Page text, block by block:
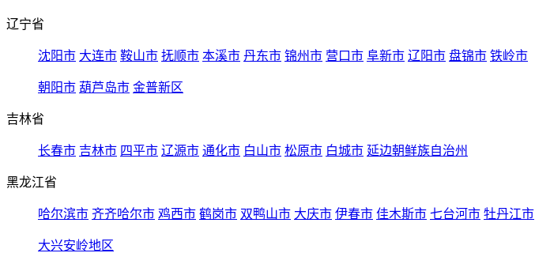
辽宁省
沈阳市 大连市 鞍山市 抚顺市 本溪市 丹东市 锦州市 营口市 阜新市 辽阳市 盘锦市 铁岭市
朝阳市 葫芦岛市 金普新区
吉林省
长春市 吉林市 四平市 辽源市 通化市 白山市 松原市 白城市 延边朝鲜族自治州
黑龙江省
哈尔滨市 齐齐哈尔市 鸡西市 鹤岗市 双鸭山市 大庆市 伊春市 佳木斯市 七台河市 牡丹江市
大兴安岭地区